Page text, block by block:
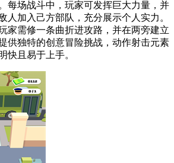
每场战斗中，玩家可发挥巨大力量，并
人加入己方部队，充分展示个人实力。
家需修一条曲折进攻路，并在两旁建立
供独特的创意冒险挑战，动作射击元素
快且易于上手。